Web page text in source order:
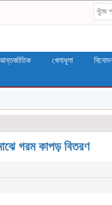
খেলাধূলা
গরম কাপড় বিতরণ